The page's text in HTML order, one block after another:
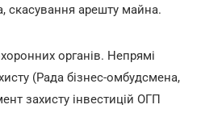
скасування арешту майна.
органів. Непрямі
(Рада бізнес-омбудсмена,
захисту інвестицій ОГП